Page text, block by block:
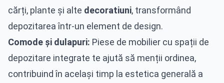
cărți, plante și alte decoratiuni, transformând
depozitarea într-un element de design.
Comode și dulapuri: Piese de mobilier cu spații de
depozitare integrate te ajută să menții ordinea,
contribuind în același timp la estetica generală a